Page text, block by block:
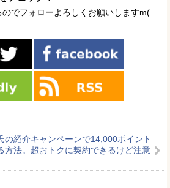
でフォローよろしくお願いしますm(.
の紹介キャンペーンで14,000ポイント
方法。超おトクに契約できるけど注意